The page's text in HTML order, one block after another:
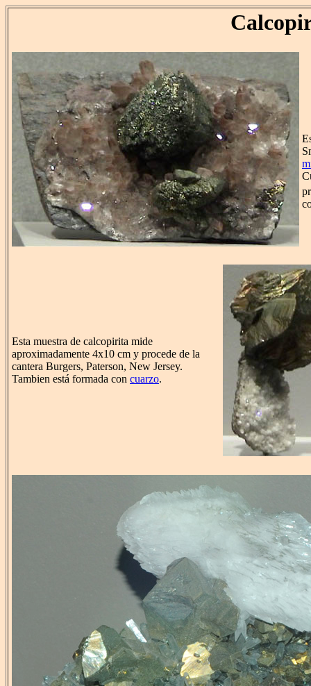
Esta muestra de calcopirita mide
aproximadamente 4x10 cm y procede de la
cantera Burgers, Paterson, New Jersey.
Tambien está formada con cuarzo.